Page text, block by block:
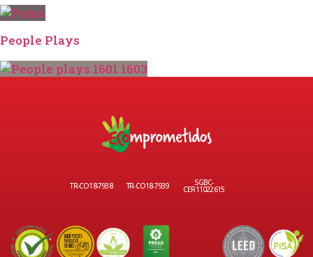
People Plays
TR-CO18-7938 TR-CO18-7939 SGBC-
CER11022615